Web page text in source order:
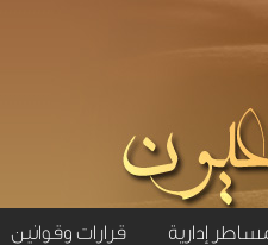
إدارية قرارات وقوانين